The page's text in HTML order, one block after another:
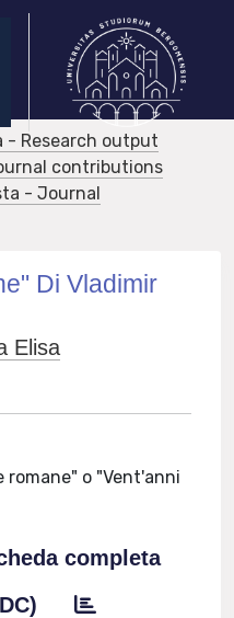
- Research output
contributions
- Journal
Di Vladimir
Elisa
romane" o "Vent'anni
completa